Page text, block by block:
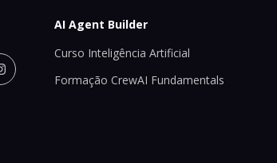
AI Agent Builder
Curso Inteligência Artificial
Formação CrewAI Fundamentals